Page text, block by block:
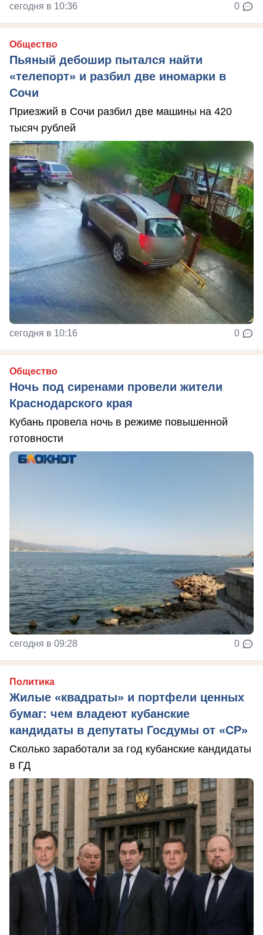
сегодня в 10:36 0
Общество
Пьяный дебошир пытался найти
«телепорт» и разбил две иномарки в
Сочи
Приезжий в Сочи разбил две машины на 420
тысяч рублей
сегодня в 10:16 0
Общество
Ночь под сиренами провели жители
Краснодарского края
Кубань провела ночь в режиме повышенной
готовности
сегодня в 09:28 0
Политика
Жилые «квадраты» и портфели ценных
бумаг: чем владеют кубанские
кандидаты в депутаты Госдумы от «СР»
Сколько заработали за год кубанские кандидаты
в ГД